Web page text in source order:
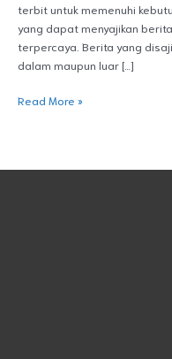
terbit untuk memenuhi
yang dapat menyajikan
terpercaya. Berita yang
dalam maupun luar […]
Read More »